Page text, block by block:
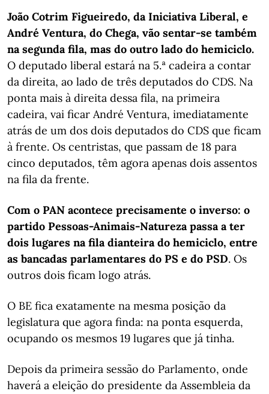
João Cotrim Figueiredo, da Iniciativa Liberal, e
André Ventura, do Chega, vão sentar-se também
na segunda fila, mas do outro lado do hemiciclo.
O deputado liberal estará na 5.ª cadeira a contar
da direita, ao lado de três deputados do CDS. Na
ponta mais à direita dessa fila, na primeira
cadeira, vai ficar André Ventura, imediatamente
atrás de um dos dois deputados do CDS que ficam
à frente. Os centristas, que passam de 18 para
cinco deputados, têm agora apenas dois assentos
na fila da frente.
Com o PAN acontece precisamente o inverso: o
partido Pessoas-Animais-Natureza passa a ter
dois lugares na fila dianteira do hemiciclo, entre
as bancadas parlamentares do PS e do PSD. Os
outros dois ficam logo atrás.​​​​​​
O BE fica exatamente na mesma posição da
legislatura que agora finda: na ponta esquerda,
ocupando os mesmos 19 lugares que já tinha.
Depois da primeira sessão do Parlamento, onde
haverá a eleição do presidente da Assembleia da